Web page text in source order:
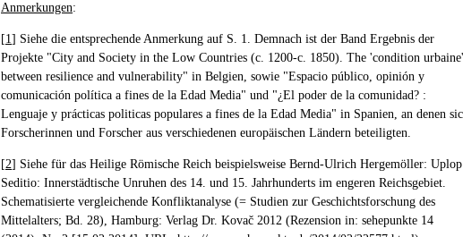
Anmerkungen:
[1] Siehe die entsprechende Anmerkung auf S. 1. Demnach ist der Band Ergebnis der
Projekte "City and Society in the Low Countries (c. 1200-c. 1850). The 'condition
between resilience and vulnerability" in Belgien, sowie "Espacio público, opinión y
comunicación política a fines de la Edad Media" und "¿El poder de la comunidad? :
Lenguaje y prácticas politicas populares a fines de la Edad Media" in Spanien, an denen
Forscherinnen und Forscher aus verschiedenen europäischen Ländern beteiligten.
[2] Siehe für das Heilige Römische Reich beispielsweise Bernd-Ulrich Hergemöller:
Seditio: Innerstädtische Unruhen des 14. und 15. Jahrhunderts im engeren Reichsgebiet.
Schematisierte vergleichende Konfliktanalyse (= Studien zur Geschichtsforschung des
Mittelalters; Bd. 28), Hamburg: Verlag Dr. Kovač 2012 (Rezension in: sehepunkte 14